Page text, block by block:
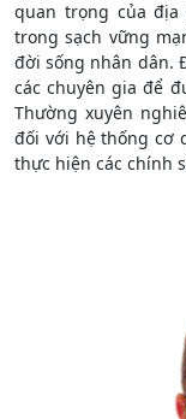
quan trọng của
trong sạch vững
đời sống nhân dân.
các chuyên gia để
Thường xuyên
đối với hệ thống cơ
thực hiện các chính